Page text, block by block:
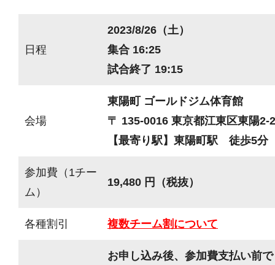
日程
2023/8/26（土）
集合 16:25
試合終了 19:15
会場
東陽町 ゴールドジム体育館
〒 135-0016 東京都江東区東陽2-
【最寄り駅】東陽町駅 徒歩5分
参加費（1チー
ム）
19,480 円（税抜）
各種割引 複数チーム割について
お申し込み後、参加費支払い前